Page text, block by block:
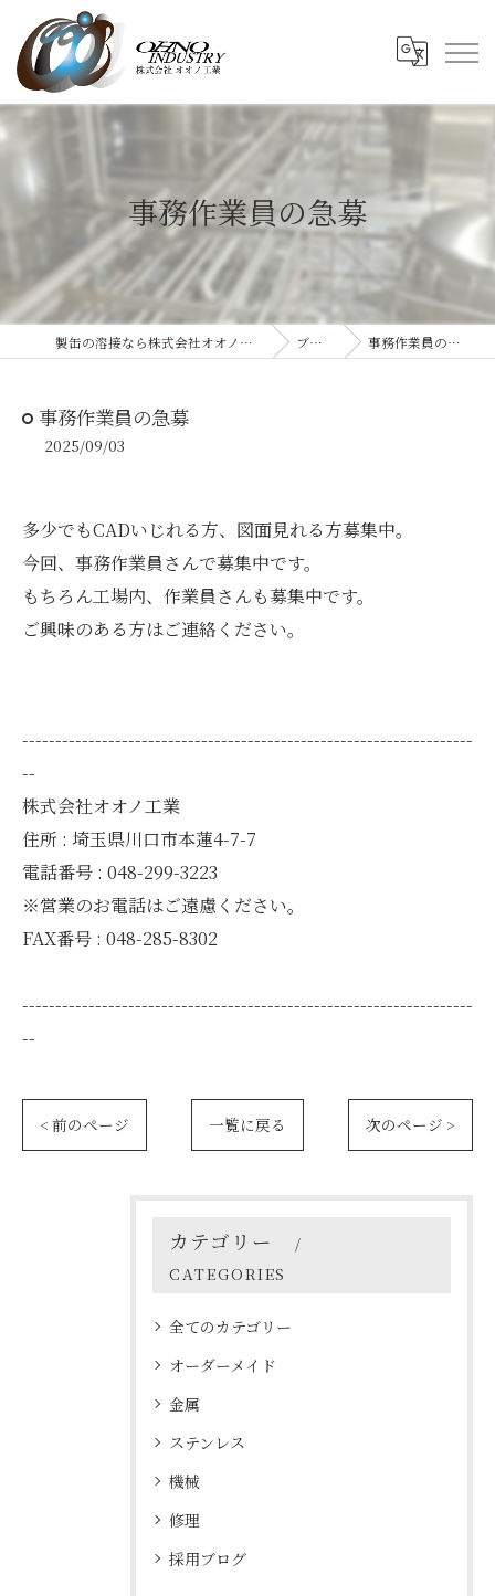
事務作業員の急募
製缶の溶接なら株式会社オオノ工業 ブログ 事務作業員の急募
事務作業員の急募
2025/09/03
多少でもCADいじれる方、図面見れる方募集中。
今回、事務作業員さんで募集中です。
もちろん工場内、作業員さんも募集中です。
ご興味のある方はご連絡ください。
--------------------------------------------------------------------
--
株式会社オオノ工業
住所 : 埼玉県川口市本蓮4-7-7
電話番号 : 048-299-3223
※営業のお電話はご遠慮ください。
FAX番号 : 048-285-8302
--------------------------------------------------------------------
--
< 前のページ 一覧に戻る 次のページ >
カテゴリー
CATEGORIES
全てのカテゴリー
オーダーメイド
金属
ステンレス
機械
修理
採用ブログ